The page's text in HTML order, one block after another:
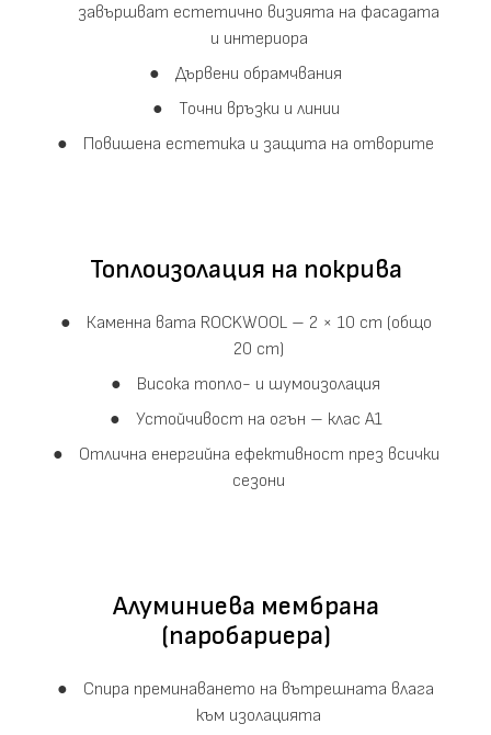
завършват естетично визията на фасадата
и интериора
Дървени обрамчвания
Точни връзки и линии
Повишена естетика и защита на отворите
Топлоизолация на покрива
Каменна вата ROCKWOOL – 2 × 10 cm (общо
20 cm)
Висока топло- и шумоизолация
Устойчивост на огън – клас A1
Отлична енергийна ефективност през всички
сезони
Алуминиева мембрана
(паробариера)
Спира преминаването на вътрешната влага
към изолацията